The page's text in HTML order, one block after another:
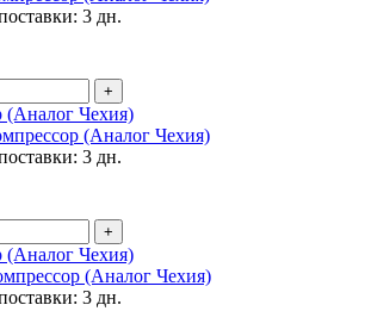
3 дн.
+
(Аналог Чехия)
3 дн.
+
(Аналог Чехия)
3 дн.